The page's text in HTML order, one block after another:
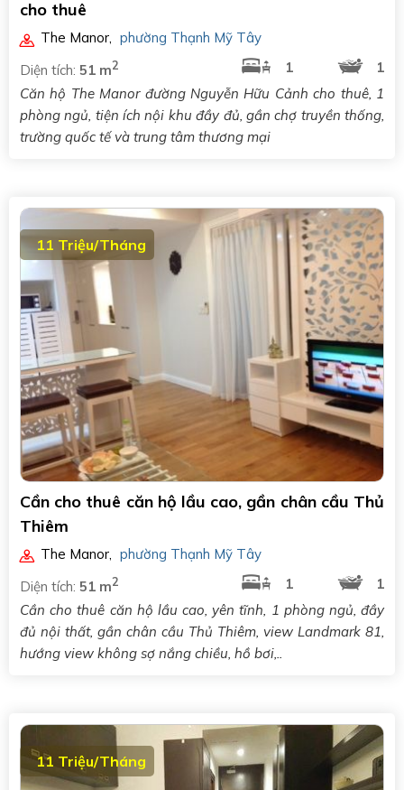
cho thuê
The Manor, phường Thạnh Mỹ Tây
Diện tích: 51 m2 1
1
Căn hộ The Manor đường Nguyễn Hữu Cảnh cho thuê, 1
phòng ngủ, tiện ích nội khu đầy đủ, gần chợ truyền thống,
trường quốc tế và trung tâm thương mại
11 Triệu/Tháng
Cần cho thuê căn hộ lầu cao, gần chân cầu Thủ
Thiêm
The Manor
phường Thạnh Mỹ Tây
Diện tích: 51 m2 1
1
Cần cho thuê căn hộ lầu cao, yên tĩnh, 1 phòng ngủ, đầy
đủ nội thất, gần chân cầu Thủ Thiêm, view Landmark 81,
hướng view không sợ nắng chiều, hồ bơi,..
11 Triệu/Tháng